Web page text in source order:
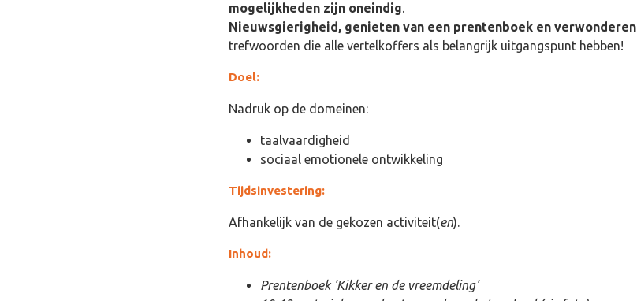
mogelijkheden zijn oneindig.
Nieuwsgierigheid, genieten van een prentenboek en verwonderen
trefwoorden die alle vertelkoffers als belangrijk uitgangspunt hebben!
Doel:
Nadruk op de domeinen:
taalvaardigheid
sociaal emotionele ontwikkeling
Tijdsinvestering:
Afhankelijk van de gekozen activiteit(en).
Inhoud:
Prentenboek 'Kikker en de vreemdeling'